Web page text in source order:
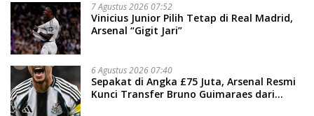
7 Agustus 2026 07:52
Vinicius Junior Pilih Tetap di Real Madrid,
Arsenal “Gigit Jari”
6 Agustus 2026 07:40
Sepakat di Angka £75 Juta, Arsenal Resmi
Kunci Transfer Bruno Guimaraes dari